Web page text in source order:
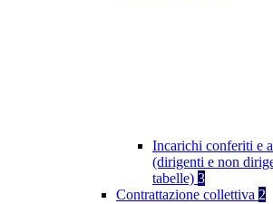
Incarichi conferiti e
(dirigenti e non
tabelle) 3
Contrattazione collettiva 2